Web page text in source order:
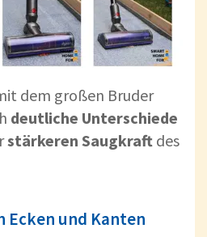
dem großen Bruder
deutliche Unterschiede
stärkeren Saugkraft des
Ecken und Kanten